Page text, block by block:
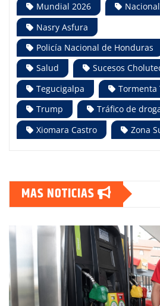
Mundial 2026
Nasry Asfura
Policía Nacional de Honduras
Salud
Sucesos
Tegucigalpa
Tormenta
Trump
Tráfico de
Xiomara Castro
Zona
MAS NOTICIAS